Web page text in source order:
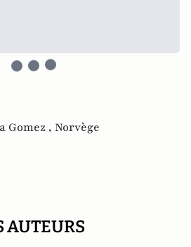
Gomez , Norvège
AUTEURS